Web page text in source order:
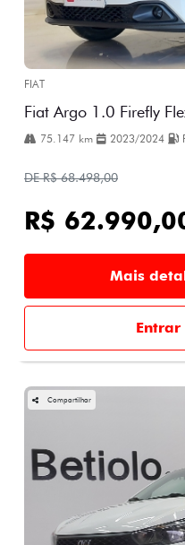
FIAT
Fiat Argo 1.0 Firefly
75.147 km 2023/2024
DE R$ 68.498,00
R$
Mais
Entrar
Compartilhar